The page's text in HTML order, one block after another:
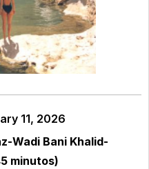
11, 2026
Wadi Bani Khalid-
minutos)